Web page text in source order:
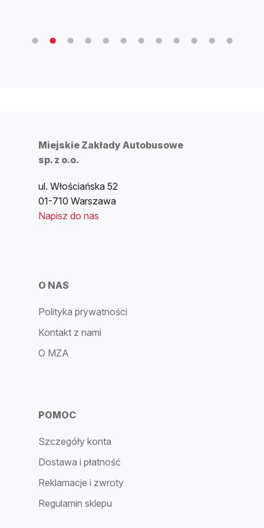
wiele
produktuMiejskie Zakłady Autobusowe
sp. z o.o.
ul. Włościańska 52
01-710 Warszawa
Napisz do nas
O NAS
Polityka prywatności
Kontakt z nami
O MZA
POMOC
Szczegóły konta
Dostawa i płatność
Reklamacje i zwroty
Regulamin sklepu